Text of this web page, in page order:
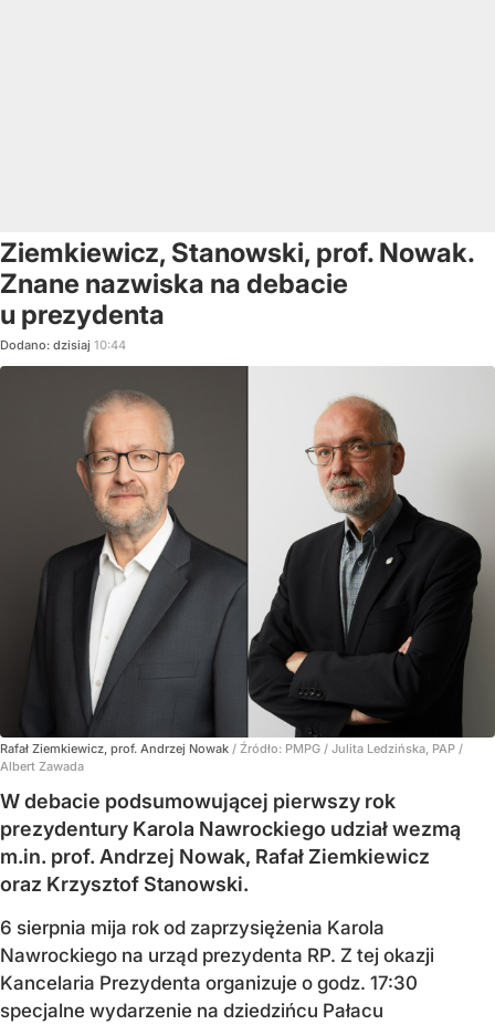
Ziemkiewicz, Stanowski, prof. Nowak.
Znane nazwiska na debacie
u prezydenta
Dodano: dzisiaj 10:44
Rafał Ziemkiewicz, prof. Andrzej Nowak / Źródło: PMPG / Julita Ledzińska, PAP /
Albert Zawada
W debacie podsumowującej pierwszy rok
prezydentury Karola Nawrockiego udział wezmą
m.in. prof. Andrzej Nowak, Rafał Ziemkiewicz
oraz Krzysztof Stanowski.
6 sierpnia mija rok od zaprzysiężenia Karola
Nawrockiego na urząd prezydenta RP. Z tej okazji
Kancelaria Prezydenta organizuje o godz. 17:30
specjalne wydarzenie na dziedzińcu Pałacu